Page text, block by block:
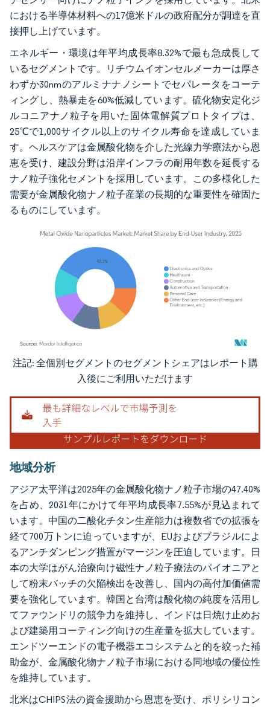
における半導体材料への17億米ドルの政府配分が調達を直
接押し上げています。
エネルギー・環境は年平均成長率8.32%で最も急成長して
いるセグメントです。リチウムイオンセルメーカーは厚さ
わずか30nmのアルミナナノシートでセパレータをコーテ
ィングし、熱暴走を60%低減しています。硫化物安定化ジ
ルコニアナノ粒子を用いた固体電解質プロトタイプは、
25℃で1,000サイクル以上のサイクル寿命を達成していま
す。ヘルスケアは金属酸化物を介した光線力学療法から恩
恵を受け、建設分野は沿岸インフラの耐用年数を延長する
ナノ粒子強化セメントを採用しています。この多様化した
需要が金属酸化物ナノ粒子産業の長期的な重要性を確固た
るものにしています。
画像 © Mordor Intelligence。再利用にはCC BY 4.0の表示が必要です。
注記: 全個別セグメントのセグメントシェアはレポート購
入後にご利用いただけます
地域分析
アジア太平洋は2025年の金属酸化物ナノ粒子市場の47.40%
を占め、2031年にかけて年平均成長率7.55%が見込まれて
います。中国の二酸化チタン生産能力は複数省での拡張を
経て700万トンに迫っていますが、EUおよびブラジルによ
るアンチダンピング措置がマージンを圧迫しています。日
本の大学はがん治療向け磁性ナノ粒子療法のパイオニアと
して粉末バッチの欠陥検出を改善し、国内の高付加価値需
要を強化しています。韓国と台湾は酸化物の純度を活用し
てファウンドリの競争力を維持し、インドは日焼け止めお
よび建築用コーティング向けの生産量を拡大しています。
エンドツーエンドの電子機器エコシステムと的を絞った補
助金が、金属酸化物ナノ粒子市場における同地域の優位性
を維持しています。
北米はCHIPS法の資金援助から恩恵を受け、ポリシリコン